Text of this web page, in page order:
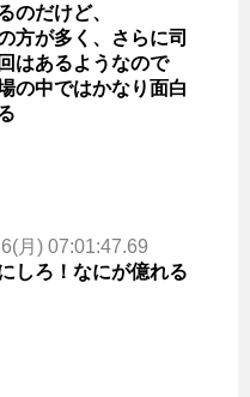
のだけど、
方が多く、さらに司
はあるようなので
の中ではかなり面白
月) 07:01:47.69
しろ！なにが億れる